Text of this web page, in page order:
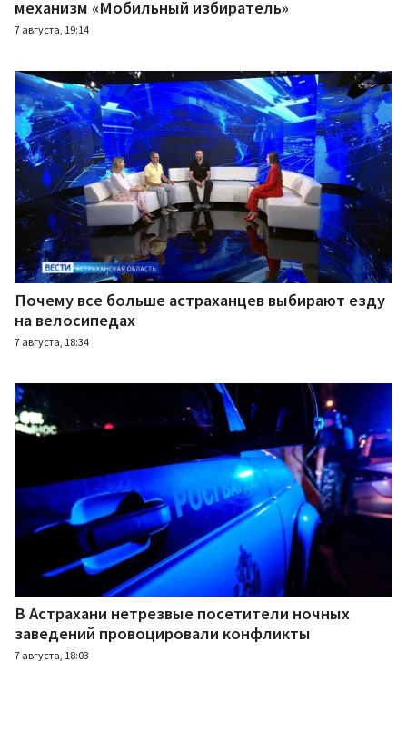
механизм «Мобильный избиратель»
7 августа, 19:14
Почему все больше астраханцев выбирают езду
на велосипедах
7 августа, 18:34
В Астрахани нетрезвые посетители ночных
заведений провоцировали конфликты
7 августа, 18:03